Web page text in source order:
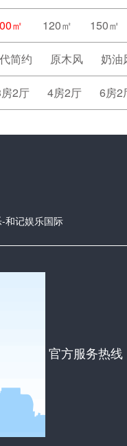
㎡ 120㎡ 150㎡
简约 原木风 奶油
2厅 4房2厅 6房2
和记娱乐国际
官方服务热线